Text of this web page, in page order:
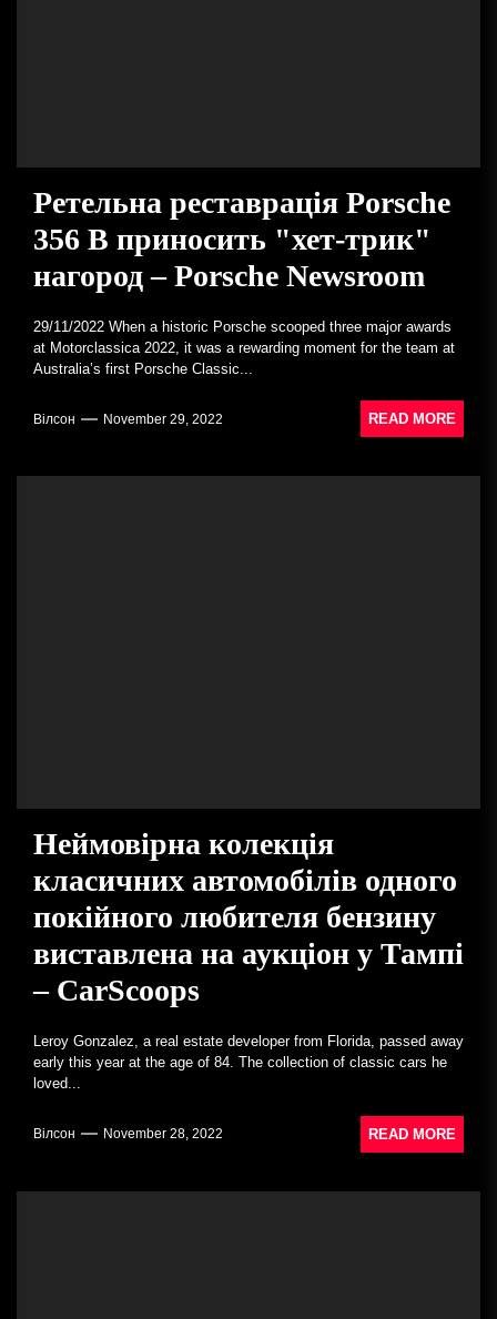
Ретельна реставрація Porsche
356 B приносить "хет-трик"
нагород – Porsche Newsroom
29/11/2022 When a historic Porsche scooped three major awards
at Motorclassica 2022, it was a rewarding moment for the team at
Australia’s first Porsche Classic...
Вілсон November 29, 2022 READ MORE
Неймовірна колекція
класичних автомобілів одного
покійного любителя бензину
виставлена на аукціон у Тампі
– CarScoops
Leroy Gonzalez, a real estate developer from Florida, passed away
early this year at the age of 84. The collection of classic cars he
loved...
Вілсон November 28, 2022 READ MORE